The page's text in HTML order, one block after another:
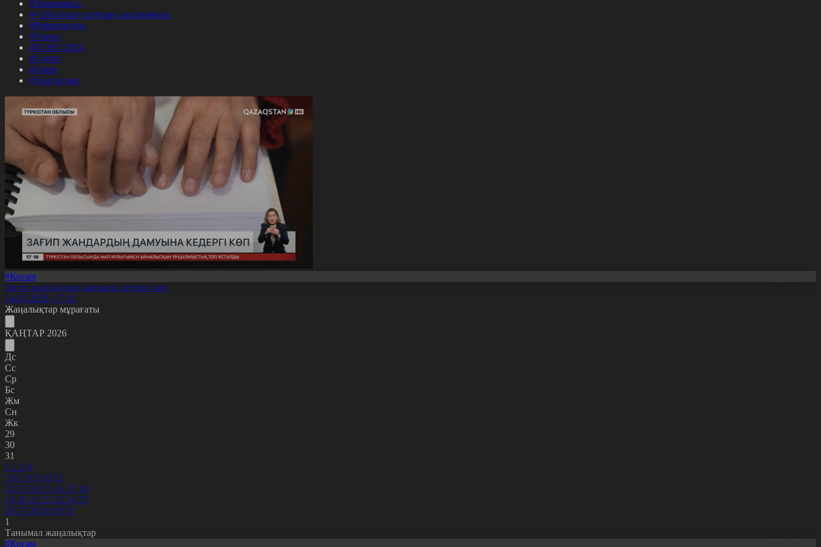
#Экономика
#«100 кітап» ұлттық сауалнамасы
#Референдум
#Оқиға
#EURO 2024
#Спорт
#Әлем
#Денсаулық
#Қоғам
Зағип жандардың дамуына кедергі көп
14.01.2026, 17:31
Жаңалықтар мұрағаты
ҚАҢТАР 2026
Дс
Сс
Ср
Бс
Жм
Сн
Жк
29
30
31
1 2 3 4
5 6 7 8 9 10 11
12 13 14 15 16 17 18
19 20 21 22 23 24 25
26 27 28 29 30 31
1
Танымал жаңалықтар
#Қоғам